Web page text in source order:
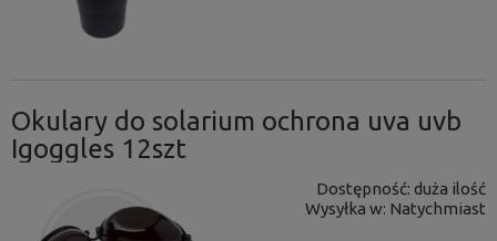
Okulary do solarium ochrona uva uvb
Igoggles 12szt
Dostępność: duża ilość
Wysyłka w: Natychmiast